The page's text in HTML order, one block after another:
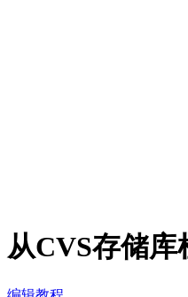
从CVS存储库